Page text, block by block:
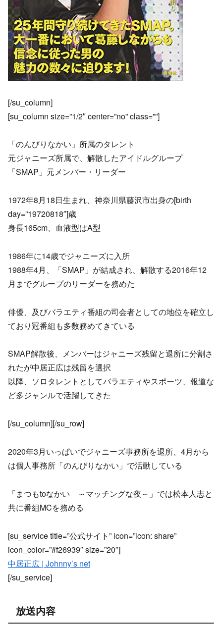
[/su_column]
[su_column size=”1/2″ center=”no” class=””]
「のんびりなかい」所属のタレント
元ジャニーズ所属で、解散したアイドルグループ
「SMAP」元メンバー・リーダー
1972年8月18日生まれ、神奈川県藤沢市出身の[birth
day=”19720818″]歳
身長165cm、血液型はA型
1986年に14歳でジャニーズに入所
1988年4月、「SMAP」が結成され、解散する2016年12
月までグループのリーダーを務めた
俳優、及びバラエティ番組の司会者としての地位を確立し
ており冠番組も多数務めてきている
SMAP解散後、メンバーはジャニーズ残留と退所に分割さ
れたが中居正広は残留を選択
以降、ソロタレントとしてバラエティやスポーツ、報道な
ど多ジャンルで活躍してきた
[/su_column][/su_row]
2020年3月いっぱいでジャニーズ事務所を退所、4月から
は個人事務所「のんびりなかい」で活動している
「まつもtoなかい ～マッチングな夜～」では松本人志と
共に番組MCを務める
[su_service title=”公式サイト” icon=”icon: share”
icon_color=”#f26939″ size=”20″]
中居正広 | Johnny’s net
[/su_service]
放送内容